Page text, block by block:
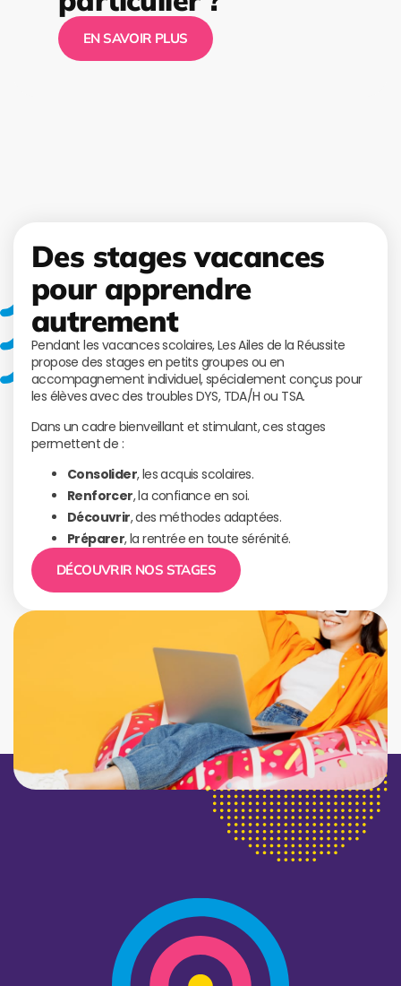
EN SAVOIR PLUS
Des stages vacances
pour apprendre
autrement
Pendant les vacances scolaires, Les Ailes de la Réussite
propose des stages en petits groupes ou en
accompagnement individuel, spécialement conçus pour
les élèves avec des troubles DYS, TDA/H ou TSA.
Dans un cadre bienveillant et stimulant, ces stages
permettent de :
Consolider, les acquis scolaires.
Renforcer, la confiance en soi.
Découvrir, des méthodes adaptées.
Préparer, la rentrée en toute sérénité.
DÉCOUVRIR NOS STAGES